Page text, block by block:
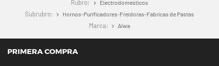
Rubro: Electrodomesticos
Subrubro: Hornos-Purificadores-Freidoras-Fabricas de Pastas
Marca: Aiwa
PRIMERA COMPRA